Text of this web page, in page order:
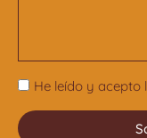
Privacidad
He leído y acepto